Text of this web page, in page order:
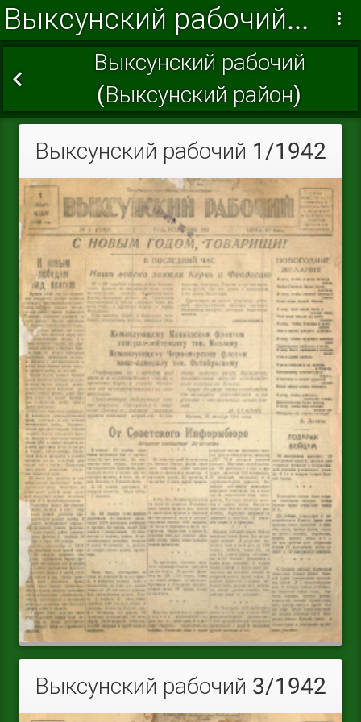
Выксунский рабочий 1942 г.
Выксунский рабочий
(Выксунский район)
Выксунский рабочий 1/1942
Выксунский рабочий 3/1942